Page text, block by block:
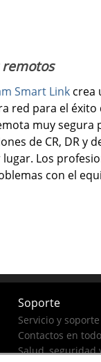
remotos
Smart Link crea
red para el éxito
muy
de CR, DR y
Los
con el
Soporte
Servicio y soporte
Contactos en
Salud, seguridad